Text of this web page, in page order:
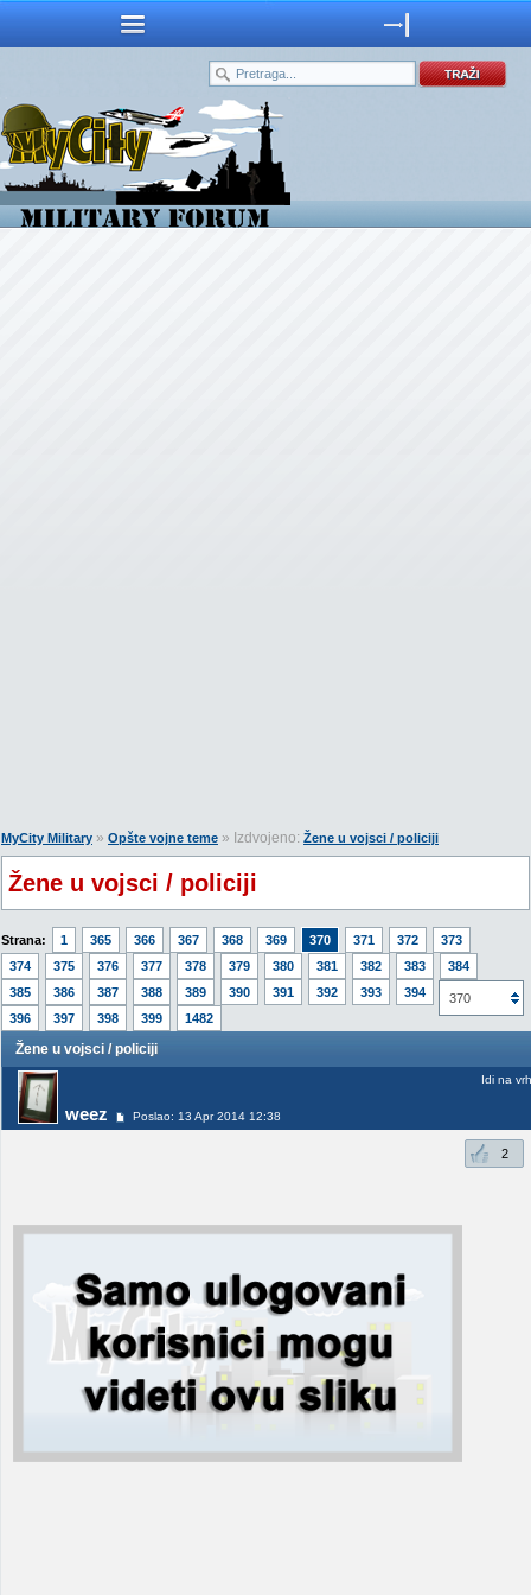
MyCity Military » Opšte vojne teme » Izdvojeno: Žene u vojsci / policiji
Žene u vojsci / policiji
Strana: 1 365 366 367 368 369 370 371 372
373
374
375 376 377 378 379 380 381 382 383
384
385
386 387 388 389 390 391 392 393 394
395
396
397 398 399 1482
370
Žene u vojsci / policiji
weez Poslao: 13 Apr 2014 12:38
Idi na vrh
2